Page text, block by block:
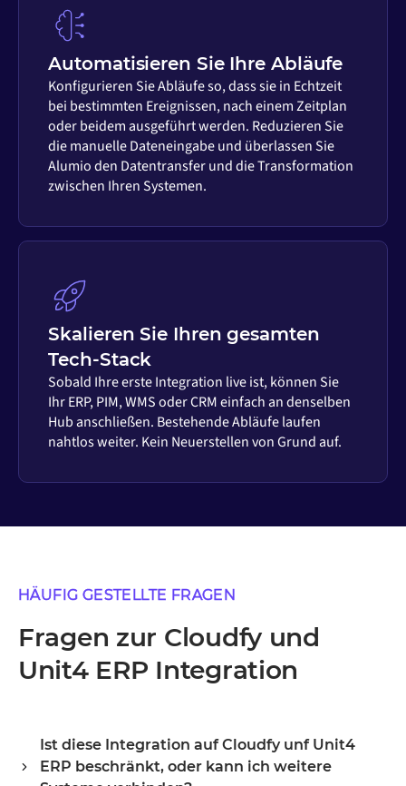
Automatisieren Sie Ihre Abläufe
Konfigurieren Sie Abläufe so, dass sie in Echtzeit
bei bestimmten Ereignissen, nach einem Zeitplan
oder beidem ausgeführt werden. Reduzieren Sie
die manuelle Dateneingabe und überlassen Sie
Alumio den Datentransfer und die Transformation
zwischen Ihren Systemen.
Skalieren Sie Ihren gesamten
Tech-Stack
Sobald Ihre erste Integration live ist, können Sie
Ihr ERP, PIM, WMS oder CRM einfach an denselben
Hub anschließen. Bestehende Abläufe laufen
nahtlos weiter. Kein Neuerstellen von Grund auf.
HÄUFIG GESTELLTE FRAGEN
Fragen zur Cloudfy und
Unit4 ERP Integration
Ist diese Integration auf Cloudfy unf Unit4
ERP beschränkt, oder kann ich weitere